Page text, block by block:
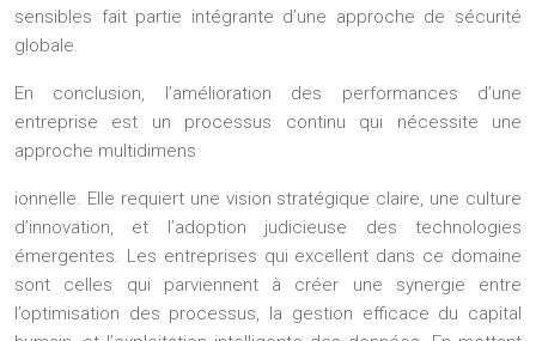
sensibles fait partie intégrante d’une approche de sécurité
globale.
En conclusion, l’amélioration des performances d’une
entreprise est un processus continu qui nécessite une
approche multidimens
ionnelle. Elle requiert une vision stratégique claire, une culture
d’innovation, et l’adoption judicieuse des technologies
émergentes. Les entreprises qui excellent dans ce domaine
sont celles qui parviennent à créer une synergie entre
l’optimisation des processus, la gestion efficace du capital